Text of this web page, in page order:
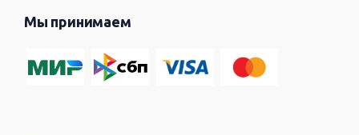
Мы принимаем